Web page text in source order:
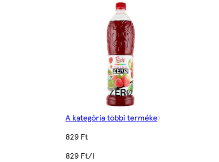
A kategória többi terméke
829 Ft
829 Ft/l